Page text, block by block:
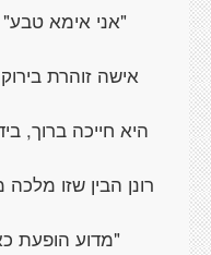
"אני אימא
אישה זוהרת
היא חייכה ברוך,
רונן הבין שזו
"מדוע הופעת